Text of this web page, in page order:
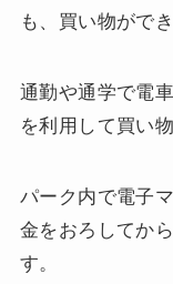
も、買い物ができ
通勤や通学で電
を利用して買い
パーク内で電子
金をおろしてか
す。